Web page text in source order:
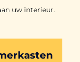
uw interieur.